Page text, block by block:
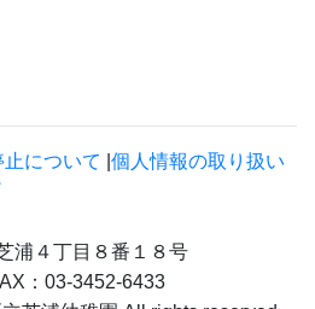
について 個人情報の取り扱い
浦４丁目８番１８号
：03-3452-6433